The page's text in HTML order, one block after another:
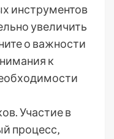
инструментов
увеличить
о важности
к
Участие в
процесс‚